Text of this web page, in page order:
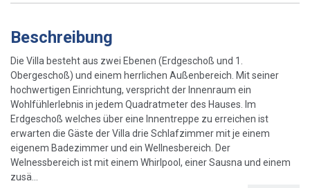
Beschreibung
Die Villa besteht aus zwei Ebenen (Erdgeschoß und 1.
Obergeschoß) und einem herrlichen Außenbereich. Mit seiner
hochwertigen Einrichtung, verspricht der Innenraum ein
Wohlfühlerlebnis in jedem Quadratmeter des Hauses. Im
Erdgeschoß welches über eine Innentreppe zu erreichen ist
erwarten die Gäste der Villa drie Schlafzimmer mit je einem
eigenem Badezimmer und ein Wellnesbereich. Der
Welnessbereich ist mit einem Whirlpool, einer Sausna und einem
zusä...